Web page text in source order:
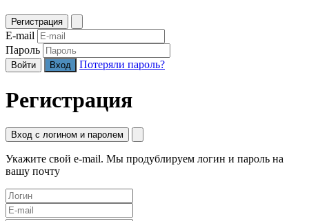
Регистрация
E-mail
Пароль
Войти Потеряли пароль?
Регистрация
Вход с логином и паролем
Укажите свой e-mail. Мы продублируем логин и пароль на
вашу почту